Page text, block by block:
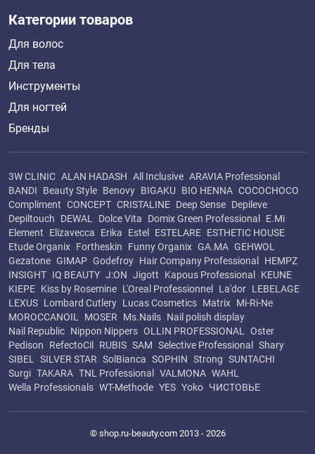
Категории товаров
Для волос
Для тела
Инструменты
Для ногтей
Бренды
3W CLINIC ALAN HADASH All Inclusive ARAVIA Professional
BANDI
Beauty Style Benovy BIGAKU BIO HENNA COCOCHOCO
Compliment CONCEPT CRISTALINE Deep Sense Depileve
Depiltouch
DEWAL Dolce Vita Domix Green Professional
E.Mi
Element
Elizavecca Erika Estel ESTELARE ESTHETIC HOUSE
Etude Organix Fortheskin Funny Organix GA.MA GEHWOL
Gezatone GIMAP Godefroy Hair Company Professional
HEMPZ
INSIGHT IQ BEAUTY J:ON Jigott Kapous Professional
KEUNE
KIEPE Kiss by Rosemine L'Oreal Professionnel La'dor LEBELAGE
LEXUS Lombard Cutlery Lucas Cosmetics Matrix Mi-Ri-Ne
MOROCCANOIL MOSER Ms.Nails Nail polish display
Nail Republic Nippon Nippers OLLIN PROFESSIONAL Oster
Pedison
RefectoCil RUBIS SAM Selective Professional
Shary
SIBEL SILVER STAR SolBianca SOPHIN Strong SUNTACHI
Surgi TAKARA TNL Professional VALMONA WAHL
Wella Professionals WT-Methode YES Yoko ЧИСТОВЬЕ
© shop.ru-beauty.com 2013 - 2026